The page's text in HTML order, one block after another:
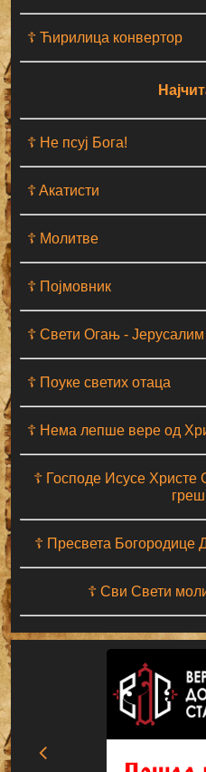
☦ Ћирилица конвертор
☦ Не псуј Бога!
☦ Aкатисти
☦ Молитве
☦ Појмовник
☦ Свети Огањ - Јерусалим
☦ Поуке светих отаца
☦ Нема лепше вере од
☦ Господе Исусе Христе
☦ Пресвета Богородице
☦ Сви Свети